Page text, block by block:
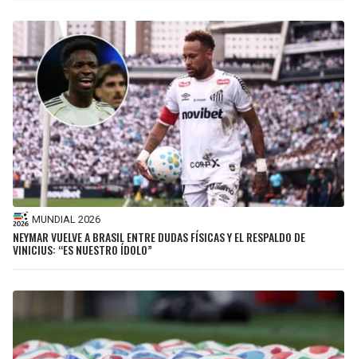
MUNDIAL 2026
NEYMAR VUELVE A BRASIL ENTRE DUDAS FÍSICAS Y EL RESPALDO DE
VINICIUS: “ES NUESTRO ÍDOLO”